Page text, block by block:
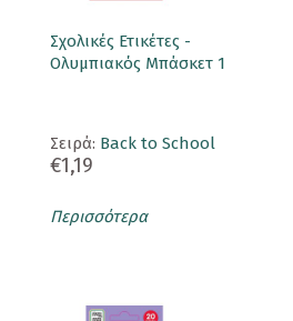
Σχολικές Ετικέτες -
Ολυμπιακός Μπάσκετ 1
Σειρά: Back to School
€1,19
Περισσότερα